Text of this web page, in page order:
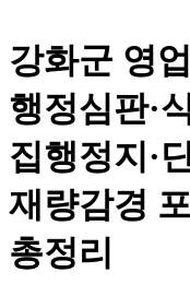
강화군 영
행정심판·
집행정지·
재량감경
총정리